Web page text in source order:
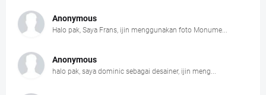
Anonymous
Halo pak, Saya Frans, ijin menggunakan foto Monume...
Anonymous
halo pak, saya dominic sebagai desainer, ijin meng...